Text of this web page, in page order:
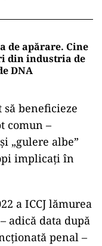
de apărare. Cine
din industria de
DNA
beneficieze
comun –
„gulere albe”
implicați în
a ICCJ lămurea
adică data după
penal –